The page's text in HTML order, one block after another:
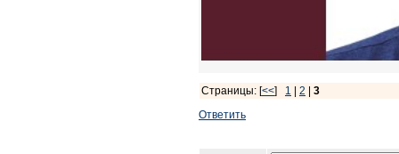
Страницы: [<<] 1 2
3
Ответить